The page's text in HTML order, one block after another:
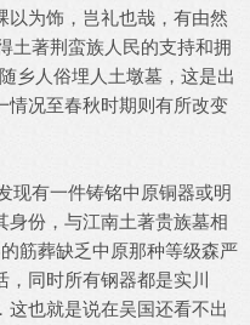
以为饰，岂礼也哉，有由然
土著荆蛮族人民的支持和拥
乡人俗埋人土墩墓，这是出
情况至春秋时期则有所改变
现有一件铸铭中原铜器或明
身份，与江南土著贵族墓相
筋葬缺乏中原那种等级森严
同时所有钢器都是实川
这也就是说在吴国还看不出